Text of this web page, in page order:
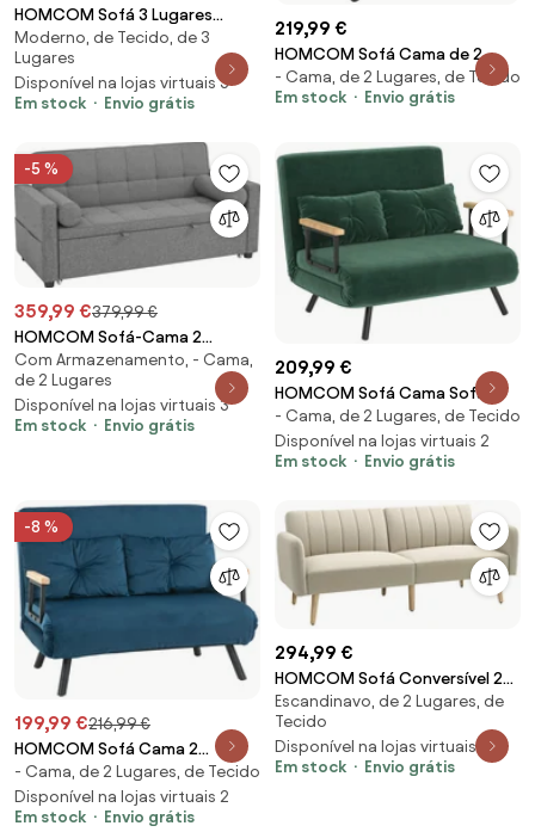
HOMCOM Sofá 3 Lugares
Moderno Sofá Sala de Estar
Estofado com 2 Almofadas
Apoio de Braços e Estrutura de
Aço 212x80x88 cm Creme |
Moderno, de Tecido, de 3
Lugares
Disponível na lojas virtuais 3
Em stock
Envio grátis
219,99 €
HOMCOM Sofá Cama de 2
Lugares Sofá Convertível em
Cama Dobrável com Encosto
Almofadas 102x73x81 cm Bege
Creme| Aosom Portugal
- Cama, de 2 Lugares, de Tecido
Em stock
Envio grátis
-5 %
359,99 €379,99 €
HOMCOM Sofá-Cama 2
Lugares 3 em 1 Deslizante em
Tecido Linho com Encosto
Ajustável Bolsos 2 Almofadas
para Sala de Estar Cinzento |
Com Armazenamento, - Cama,
de 2 Lugares
Disponível na lojas virtuais 3
Em stock
Envio grátis
209,99 €
HOMCOM Sofá Cama Sofá
Convertível em Cama de 2
Lugares Dobrável com Encosto
Ajustável em 5 Níveis e 2
Aosom Portugal
- Cama, de 2 Lugares, de Tecido
Disponível na lojas virtuais 2
Em stock
Envio grátis
-8 %
199,99 €216,99 €
HOMCOM Sofá Cama 2
Lugares Convertível Dobrável
Azul com Encosto Ajustável em
5 Níveis e 2 Almofadas
- Cama, de 2 Lugares, de Tecido
Disponível na lojas virtuais 2
Em stock
Envio grátis
294,99 €
HOMCOM Sofá Conversível 2
Lugares Design Escandinavo
Encosto reclinável 3 Posições
Pernas Madeira Tecido de Linho
Bege | Aosom Portugal
Escandinavo, de 2 Lugares, de
Tecido
Disponível na lojas virtuais 3
Em stock
Envio grátis